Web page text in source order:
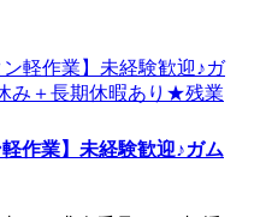
軽作業】未経験歓迎♪ガム